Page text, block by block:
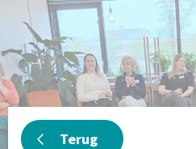
Terug